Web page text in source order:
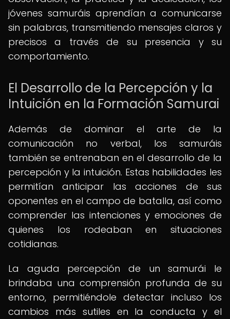
jóvenes samuráis aprendían a comunicarse
sin palabras, transmitiendo mensajes claros y
precisos a través de su presencia y su
comportamiento.
El Desarrollo de la Percepción y la
Intuición en la Formación Samurai
Además de dominar el arte de la
comunicación no verbal, los samuráis
también se entrenaban en el desarrollo de la
percepción y la intuición. Estas habilidades les
permitían anticipar las acciones de sus
oponentes en el campo de batalla, así como
comprender las intenciones y emociones de
quienes los rodeaban en situaciones
cotidianas.
La aguda percepción de un samurái le
brindaba una comprensión profunda de su
entorno, permitiéndole detectar incluso los
cambios más sutiles en la conducta y el